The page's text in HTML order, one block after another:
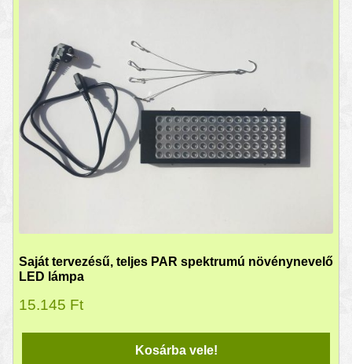
Saját tervezésű, teljes PAR spektrumú növénynevelő
LED lámpa
15.145 Ft
Kosárba vele!